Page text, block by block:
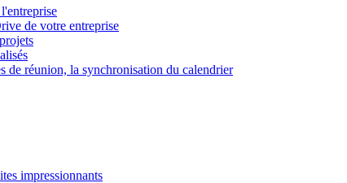
de votre entreprise
de réunion, la synchronisation du calendrier
impressionnants